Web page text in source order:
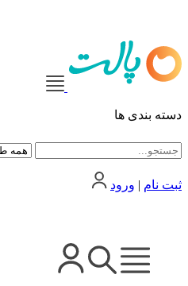
دسته بندی ها
ثبت نام | ورود